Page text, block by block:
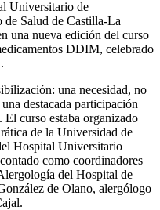
Universitario de
de Salud de Castilla-La
una nueva edición del curso
DDIM, celebrado
una necesidad, no
destacada participación
curso estaba organizado
de la Universidad de
Hospital Universitario
como coordinadores
del Hospital de
de Olano, alergólogo